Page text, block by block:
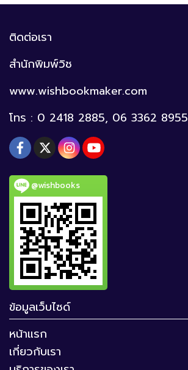
ติดต่อเรา
สำนักพิมพ์วิช
www.wishbookmaker.com
โทร : 0 2418 2885, 06 3362 8955
@wishbooks
ข้อมูลเว็บไซด์
หน้าแรก
เกี่ยวกับเรา